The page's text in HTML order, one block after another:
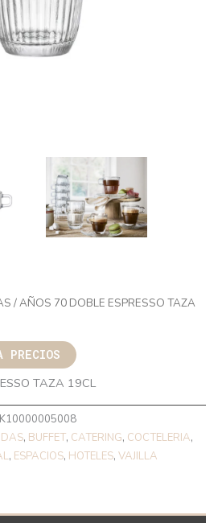
/ AÑOS 70 DOBLE ESPRESSO TAZA
PRECIOS
TAZA 19CL
, BUFFET, CATERING, COCTELERIA,
, ESPACIOS, HOTELES, VAJILLA